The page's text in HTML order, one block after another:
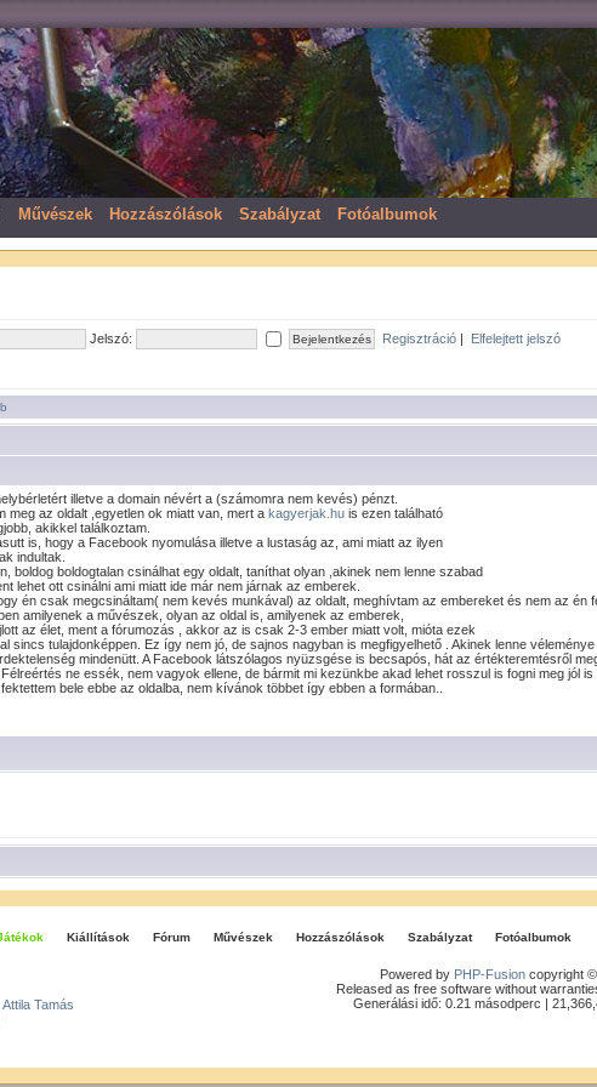
Művészek Hozzászólások Szabályzat Fotóalbumok
Jelszó: Regisztráció | Elfelejtett jelszó
illetve a domain névért a (számomra nem kevés) pénzt.
meg az oldalt ,egyetlen ok miatt van, mert a kagyerjak.hu is ezen található
akikkel találkoztam.
is, hogy a Facebook nyomulása illetve a lustaság az, ami miatt az ilyen
indultak.
boldog boldogtalan csinálhat egy oldalt, taníthat olyan ,akinek nem lenne szabad
lehet ott csinálni ami miatt ide már nem járnak az emberek.
én csak megcsináltam( nem kevés munkával) az oldalt, meghívtam az embereket és nem az én
amilyenek a művészek, olyan az oldal is, amilyenek az emberek,
az élet, ment a fórumozás , akkor az is csak 2-3 ember miatt volt, mióta ezek
sincs tulajdonképpen. Ez így nem jó, de sajnos nagyban is megfigyelhető . Akinek lenne véleménye
mindenütt. A Facebook látszólagos nyüzsgése is becsapós, hát az értékteremtésről
ne essék, nem vagyok ellene, de bármit mi kezünkbe akad lehet rosszul is fogni meg jól is
bele ebbe az oldalba, nem kívánok többet így ebben a formában..
Kiállítások Fórum Művészek Hozzászólások Szabályzat Fotóalbumok
Tamás
Powered by PHP-Fusioncopyright ©
Released as free software without
Generálási idő: 0.21 másodperc |